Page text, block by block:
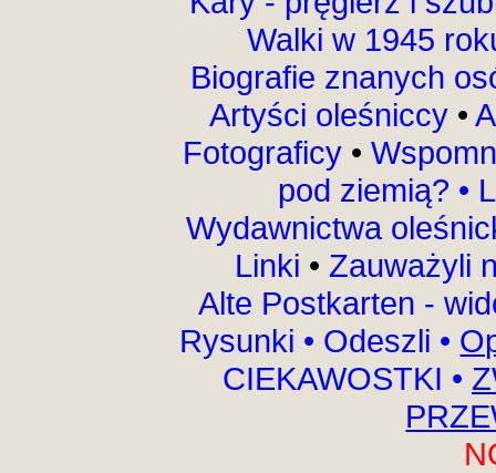
Walki w 1945
Biografie znanych
Artyści oleśniccy •
Fotograficy •
pod ziemią? •
Wydawnictwa
Linki • Zauważyli
Alte Postkarten -
Rysunki • Odeszli •
CIEKAWOSTKI •